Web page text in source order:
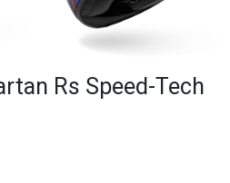
Rs Speed-Tech